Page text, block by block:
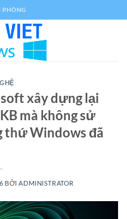
PHÒNG
xây dựng lại
mà không sử
thứ Windows đã
BỞI ADMINISTRATOR